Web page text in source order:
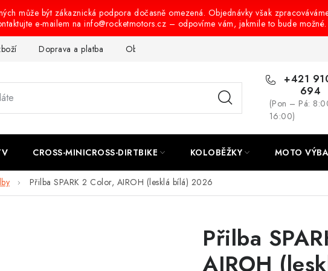
může být zákaznická podpora dočasně omezená. Objednávky však
e-mailem na info@rocketmotors.cz – odpovíme vám, jakmile to bude možné.
Doprava a platba Obchodní podmínky Podmínky ochrany
+421
694
(Pon – Pá:
16:00)
CROSS-MINICROSS-DIRTBIKE KOLOBĚŽKY MOTO
Přilba SPARK 2 Color, AIROH (lesklá bílá) 2026
Přilba
AIROH